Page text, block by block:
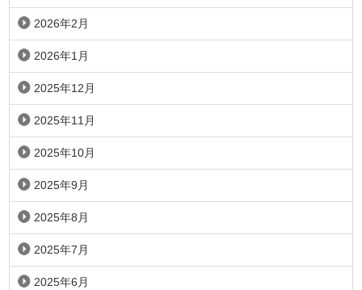
2026年2月
2026年1月
2025年12月
2025年11月
2025年10月
2025年9月
2025年8月
2025年7月
2025年6月